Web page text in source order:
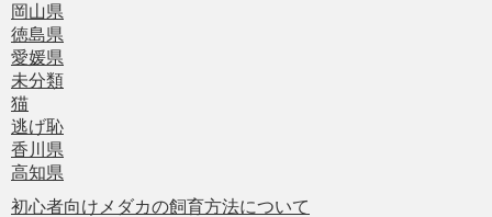
岡山県
徳島県
愛媛県
未分類
猫
逃げ恥
香川県
高知県
初心者向けメダカの飼育方法について